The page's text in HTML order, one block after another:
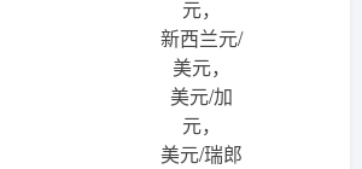
元，
新西兰元/
美元，
美元/加
元，
美元/瑞郎